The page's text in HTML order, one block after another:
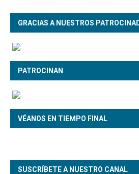
GRACIAS A NUESTROS
PATROCINAN
VÉANOS EN TIEMPO FINAL
SUSCRÍBETE A NUESTRO CANAL